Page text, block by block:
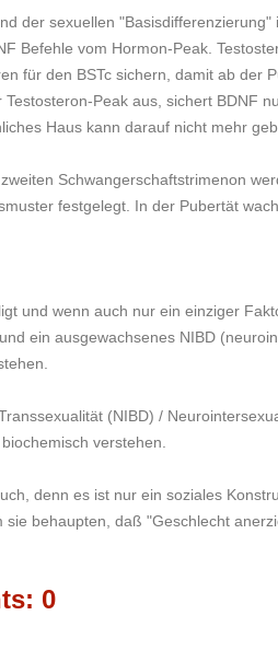
der sexuellen "Basisdifferenzierung"
Befehle vom Hormon-Peak.
für den BSTc sichern, damit ab der
Peak aus, sichert BDNF
Haus kann darauf nicht mehr
Schwangerschaftstrimenon
festgelegt. In der Pubertät
und wenn auch nur ein einziger
ein ausgewachsenes NIBD
(NIBD) /
verstehen.
denn es ist nur ein soziales
behaupten, daß "Geschlecht
0